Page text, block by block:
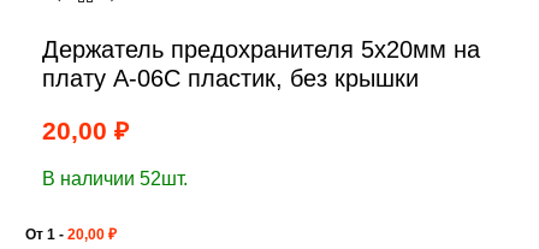
Держатель предохранителя 5х20мм на
плату A-06C пластик, без крышки
20,00 ₽
В наличии 52шт.
От 1 - 20,00 ₽